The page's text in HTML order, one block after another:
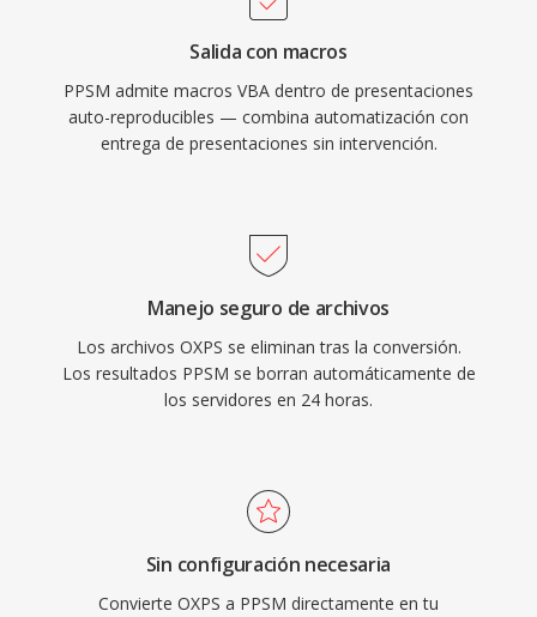
Salida con macros
PPSM admite macros VBA dentro de presentaciones
auto-reproducibles — combina automatización con
entrega de presentaciones sin intervención.
Manejo seguro de archivos
Los archivos OXPS se eliminan tras la conversión.
Los resultados PPSM se borran automáticamente de
los servidores en 24 horas.
Sin configuración necesaria
Convierte OXPS a PPSM directamente en tu